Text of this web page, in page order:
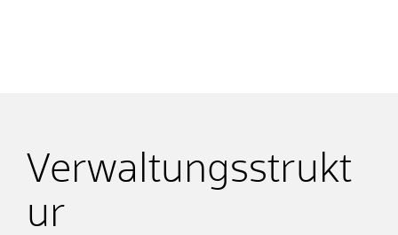
Verwaltungsstrukt
ur